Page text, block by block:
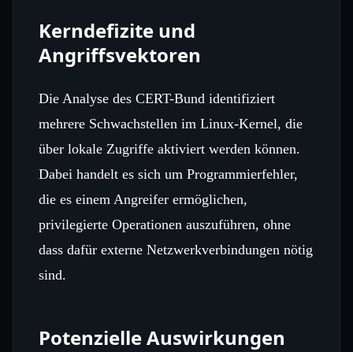
Kerndefizite und
Angriffsvektoren
Die Analyse des CERT-Bund identifiziert
mehrere Schwachstellen im Linux-Kernel, die
über lokale Zugriffe aktiviert werden können.
Dabei handelt es sich um Programmierfehler,
die es einem Angreifer ermöglichen,
privilegierte Operationen auszuführen, ohne
dass dafür externe Netzwerkverbindungen nötig
sind.
Potenzielle Auswirkungen